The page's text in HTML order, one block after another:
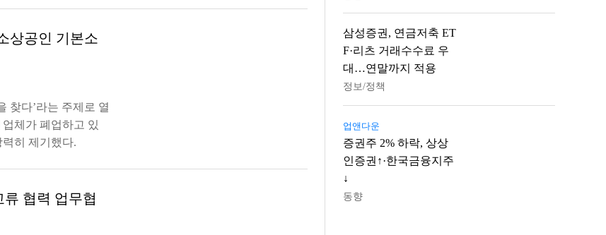
상공인 기본소
찾다’라는 주제로 열
체가 폐업하고 있
히 제기했다.
협력 업무협
삼성증권, 연금저축 ET
F·리츠 거래수수료 우
대…연말까지 적용
정보/정책
업앤다운
증권주 2% 하락, 상상
인증권↑·한국금융지주
↓
동향